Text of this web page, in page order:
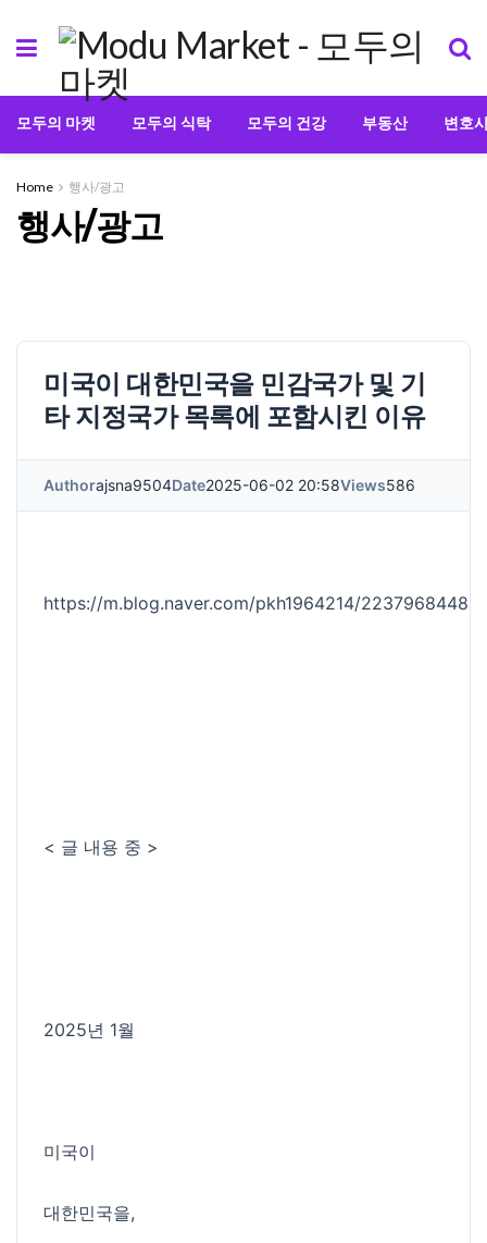
모두의 마켓 모두의 식탁 모두의 건강 부동산 변호
Home 행사/광고
행사/광고
미국이 대한민국을 민감국가 및 기
타 지정국가 목록에 포함시킨 이유
Authorajsna9504Date2025-06-02 20:58Views586
https://m.blog.naver.com/pkh1964214/
< 글 내용 중 >
2025년 1월
미국이
대한민국을,